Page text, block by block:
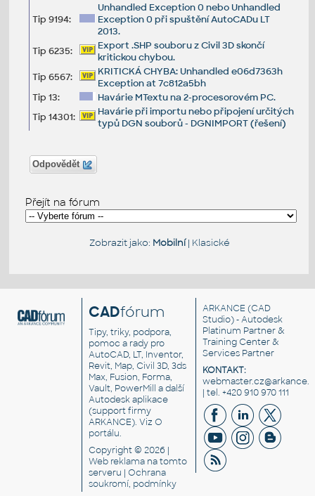
Tip 9194:
Unhandled Exception 0 nebo Unhandled
Exception 0 při spuštění AutoCADu LT
2013.
Tip 6235:
Export .SHP souboru z Civil 3D skončí
kritickou chybou.
Tip 6567:
KRITICKÁ CHYBA: Unhandled e06d7363h
Exception at 7c812a5bh
Tip 13:
Havárie MTextu na 2-procesorovém PC.
Tip 14301:
Havárie při importu nebo připojení určitých
typů DGN souborů - DGNIMPORT (řešení)
Odpovědět
Přejít na fórum
Zobrazit jako: Mobilní| Klasické
CADfórum
Tipy, triky, podpora,
pomoc a rady pro
AutoCAD, LT, Inventor,
Revit, Map, Civil 3D, 3ds
Max, Fusion, Forma,
Vault, PowerMill a další
Autodesk aplikace
(support firmy
ARKANCE). VizO
portálu.
Copyright © 2026 |
Web reklama na tomto
serveru |Ochrana
soukromí, podmínky
ARKANCE (CAD
Studio) - Autodesk
Platinum Partner &
Training Center &
Services Partner
KONTAKT:
| tel. +420 910 970 111